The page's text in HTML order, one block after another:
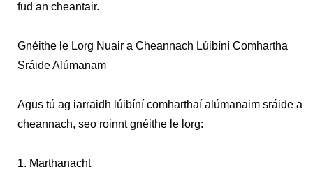
fud an cheantair.
Gnéithe le Lorg Nuair a Cheannach Lúibíní Comhartha
Sráide Alúmanam
Agus tú ag iarraidh lúibíní comharthaí alúmanaim sráide a
cheannach, seo roinnt gnéithe le lorg:
1. Marthanacht